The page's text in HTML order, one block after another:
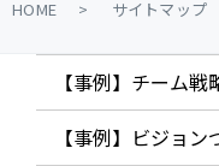
HOME サイトマップ
【事例】チーム戦
【事例】ビジョ